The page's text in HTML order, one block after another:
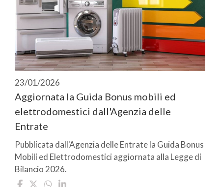
23/01/2026
Aggiornata la Guida Bonus mobili ed
elettrodomestici dall'Agenzia delle
Entrate
Pubblicata dall'Agenzia delle Entrate la Guida Bonus
Mobili ed Elettrodomestici aggiornata alla Legge di
Bilancio 2026.